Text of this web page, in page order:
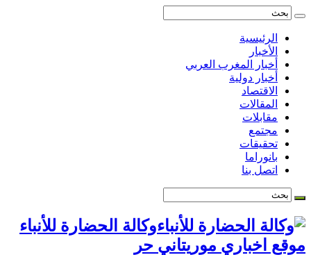
الرئيسية
الأخبار
أخبار المغرب العربي
أخبار دولية
الاقتصاد
المقالات
مقابلات
مجتمع
تحقيقات
بانوراما
اتصل بنا
وكالة الحضارة للأنباء
موقع اخباري موريتاني حر